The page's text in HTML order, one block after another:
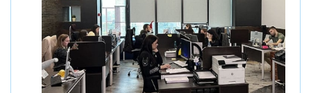
КОНТАКТЫ